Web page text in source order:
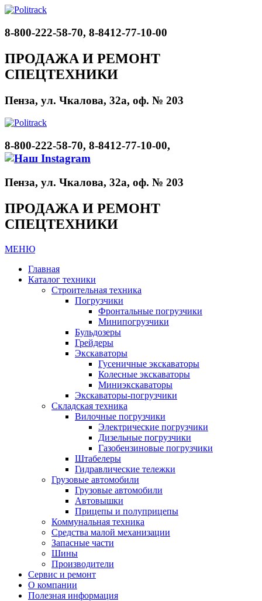
8-800-222-58-70, 8-8412-77-10-00
ПРОДАЖА И РЕМОНТ
СПЕЦТЕХНИКИ
Пенза, ул. Чкалова, 32а, оф. № 203
8-800-222-58-70, 8-8412-77-10-00,
Пенза, ул. Чкалова, 32а, оф. № 203
ПРОДАЖА И РЕМОНТ
СПЕЦТЕХНИКИ
МЕНЮ
Главная
Каталог техники
Строительная техника
Погрузчики
Фронтальные погрузчики
Минипогрузчики
Бульдозеры
Грейдеры
Экскаваторы
Гусеничные экскаваторы
Колесные экскаваторы
Миниэкскаваторы
Экскаваторы-погрузчики
Складская техника
Вилочные погрузчики
Электрические погрузчики
Дизельные погрузчики
Газобензиновые погрузчики
Штабелеры
Гидравлические тележки
Грузовые автомобили
Грузовые автомобили
Автовышки
Прицепы и полуприцепы
Коммунальная техника
Средства малой механизации
Запасные части
Шины
Производители
Сервис и ремонт
О компании
Полезная информация